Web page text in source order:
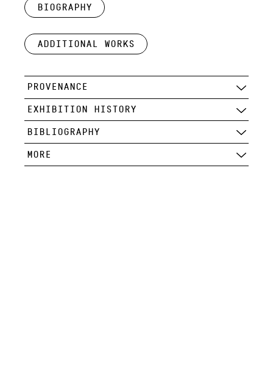
Biography
Additional works
PROVENANCE
EXHIBITION HISTORY
BIBLIOGRAPHY
MORE